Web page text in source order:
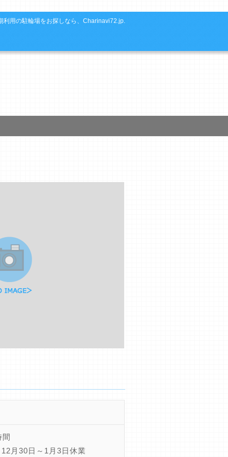
利用の駐輪場をお探しなら、Charinavi72.jp.
間
月30日～1月3日休業